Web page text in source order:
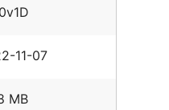
11-07
MB